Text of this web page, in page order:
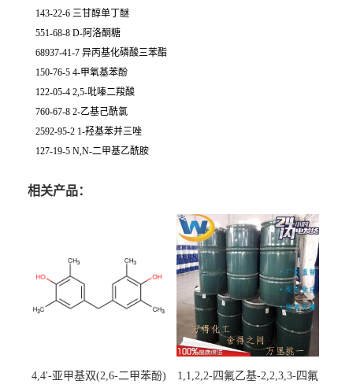
143-22-6 三甘醇单丁醚
551-68-8 D-阿洛酮糖
68937-41-7 异丙基化磷酸三苯酯
150-76-5 4-甲氧基苯酚
122-05-4 2,5-吡嗪二羧酸
760-67-8 2-乙基己酰氯
2592-95-2 1-羟基苯并三唑
127-19-5 N,N-二甲基乙酰胺
相关产品：
4,4'-亚甲基双(2,6-二甲苯酚)
1,1,2,2-四氟乙基-2,2,3,3-四氟